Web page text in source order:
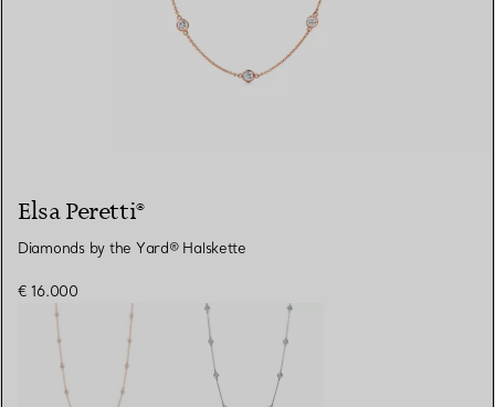
Elsa Peretti®
Diamonds by the Yard® Halskette
€ 16.000